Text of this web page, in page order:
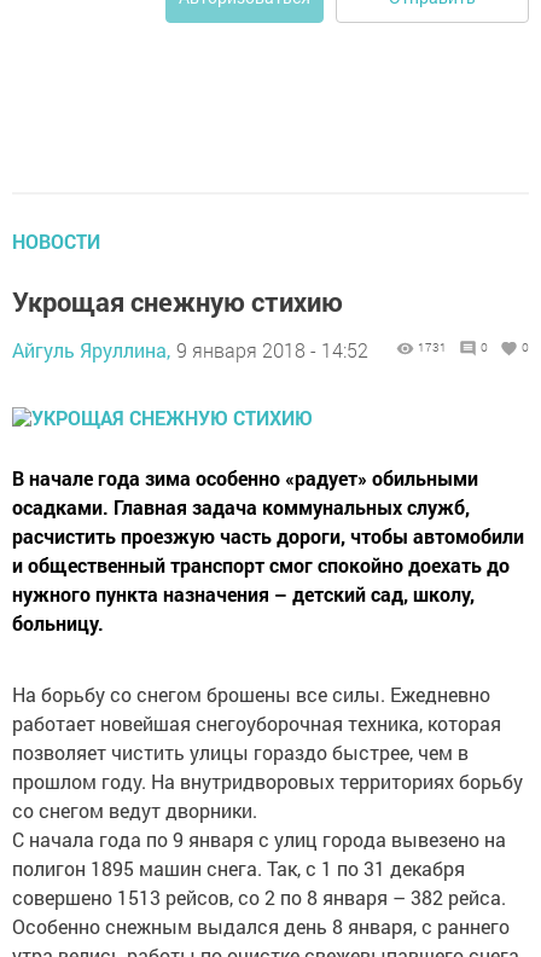
НОВОСТИ
Укрощая снежную стихию
Айгуль Яруллина, 9 января 2018 - 14:52 1731 0 0
В начале года зима особенно «радует» обильными
осадками. Главная задача коммунальных служб,
расчистить проезжую часть дороги, чтобы автомобили
и общественный транспорт смог спокойно доехать до
нужного пункта назначения – детский сад, школу,
больницу.
На борьбу со снегом брошены все силы. Ежедневно
работает новейшая снегоуборочная техника, которая
позволяет чистить улицы гораздо быстрее, чем в
прошлом году. На внутридворовых территориях борьбу
со снегом ведут дворники.
С начала года по 9 января с улиц города вывезено на
полигон 1895 машин снега. Так, с 1 по 31 декабря
совершено 1513 рейсов, со 2 по 8 января – 382 рейса.
Особенно снежным выдался день 8 января, с раннего